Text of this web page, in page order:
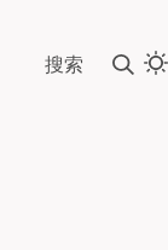
搜索